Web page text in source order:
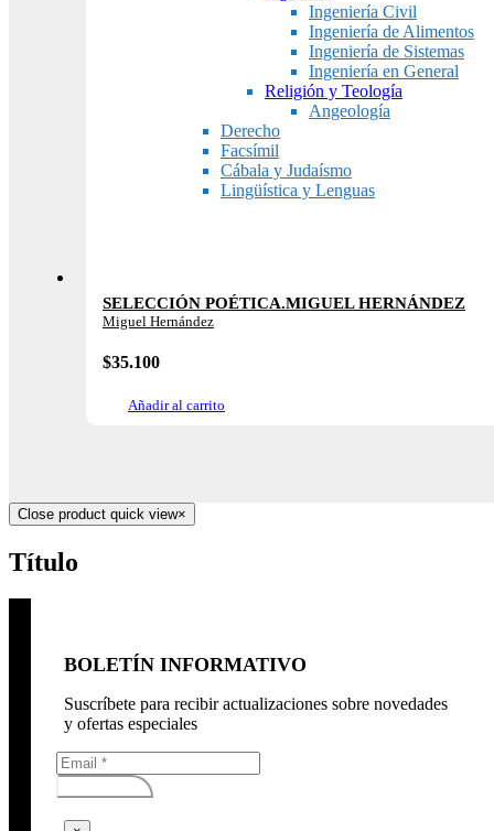
Ingeniería Civil
Ingeniería de Alimentos
Ingeniería de Sistemas
Ingeniería en General
Religión y Teología
Angeología
Derecho
Facsímil
Cábala y Judaísmo
Lingüística y Lenguas
SELECCIÓN POÉTICA.MIGUEL HERNÁNDEZ
Miguel Hernández
$35.100
Añadir al carrito
Close product quick view×
Título
BOLETÍN INFORMATIVO
Suscríbete para recibir actualizaciones sobre novedades
y ofertas especiales
Subscribirse